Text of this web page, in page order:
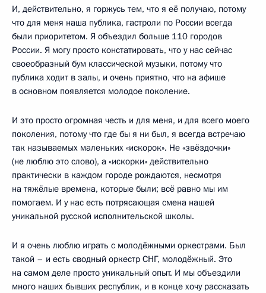
И, действительно, я горжусь тем, что я её получаю, потому
что для меня наша публика, гастроли по России всегда
были приоритетом. Я объездил больше 110 городов
России. Я могу просто констатировать, что у нас сейчас
своеобразный бум классической музыки, потому что
публика ходит в залы, и очень приятно, что на афише
в основном появляется молодое поколение.
И это просто огромная честь и для меня, и для всего моего
поколения, потому что где бы я ни был, я всегда встречаю
так называемых маленьких «искорок». Не «звёздочки»
(не люблю это слово), а «искорки» действительно
практически в каждом городе рождаются, несмотря
на тяжёлые времена, которые были; всё равно мы им
помогаем. И у нас есть потрясающая смена нашей
уникальной русской исполнительской школы.
И я очень люблю играть с молодёжными оркестрами. Был
такой – и есть сводный оркестр СНГ, молодёжный. Это
на самом деле просто уникальный опыт. И мы объездили
много наших бывших республик, и в конце хочу рассказать